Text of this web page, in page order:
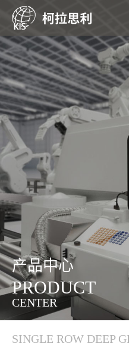
产品中心
PRODUCT
CENTER
SINGLE ROW DEEP